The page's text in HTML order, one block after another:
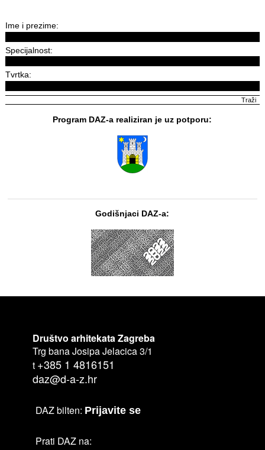
Ime i prezime:
Specijalnost:
Tvrtka:
Program DAZ-a realiziran je uz potporu:
Godišnjaci DAZ-a:
Društvo arhitekata Zagreba
Trg bana Josipa Jelacica 3/1
t +385 1 4816151
daz@d-a-z.hr
DAZ bilten: Prijavite se
Prati DAZ na: